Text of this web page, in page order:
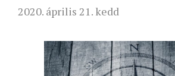
2020. április 21. kedd